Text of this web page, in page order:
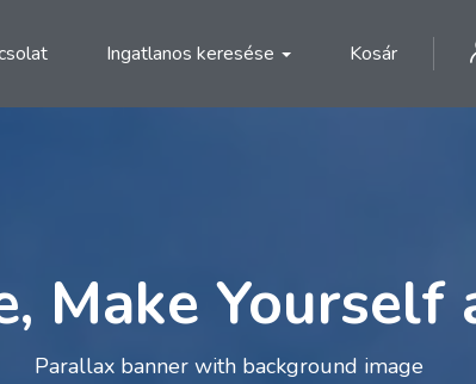
Ingatlanos keresése Kosár
Make Yourself
Parallax banner with background image